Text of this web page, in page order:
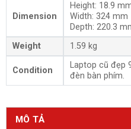
MÔ TẢ
Dimension
Height: 18.9
Width: 324 mm
Depth: 220.3
Weight
1.59 kg
Condition
Laptop cũ đẹp
đèn bàn phím.